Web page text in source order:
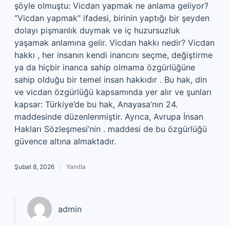
şöyle olmuştu: Vicdan yapmak ne anlama geliyor?
“Vicdan yapmak” ifadesi, birinin yaptığı bir şeyden
dolayı pişmanlık duymak ve iç huzursuzluk
yaşamak anlamına gelir. Vicdan hakkı nedir? Vicdan
hakkı , her insanın kendi inancını seçme, değiştirme
ya da hiçbir inanca sahip olmama özgürlüğüne
sahip olduğu bir temel insan hakkıdır . Bu hak, din
ve vicdan özgürlüğü kapsamında yer alır ve şunları
kapsar: Türkiye’de bu hak, Anayasa’nın 24.
maddesinde düzenlenmiştir. Ayrıca, Avrupa İnsan
Hakları Sözleşmesi’nin . maddesi de bu özgürlüğü
güvence altına almaktadır.
Şubat 8, 2026 Yanıtla
admin